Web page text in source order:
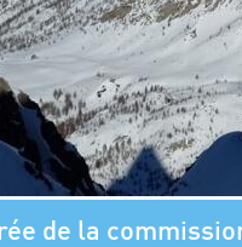
de la